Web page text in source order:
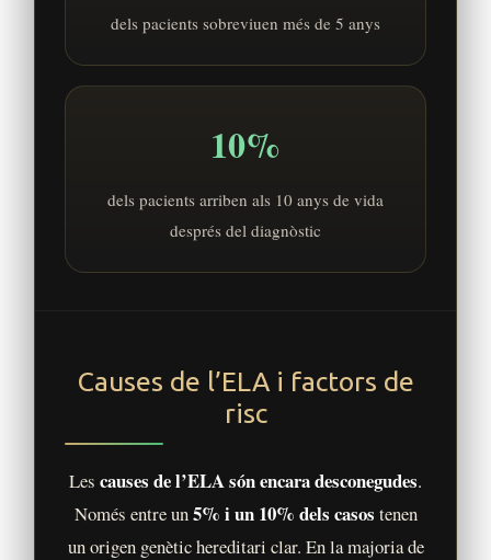
dels pacients sobreviuen més de 5 anys
10%
dels pacients arriben als 10 anys de vida
després del diagnòstic
Causes de l’ELA i factors de
risc
Les causes de l’ELA són encara desconegudes.
Només entre un5% i un 10% dels casos tenen
un origen genètic hereditari clar. En la majoria de